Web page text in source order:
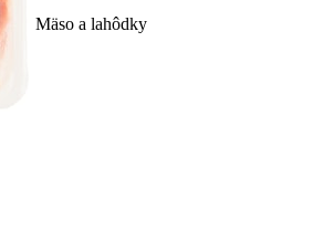
Mäso a lahôdky